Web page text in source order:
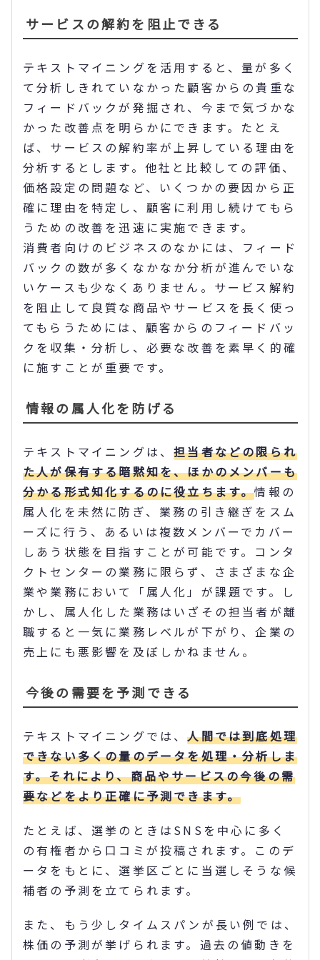
サービスの解約を阻止できる
テキストマイニングを活用すると、量が多く
て分析しきれていなかった顧客からの貴重な
フィードバックが発掘され、今まで気づかな
かった改善点を明らかにできます。たとえ
ば、サービスの解約率が上昇している理由を
分析するとします。他社と比較しての評価、
価格設定の問題など、いくつかの要因から正
確に理由を特定し、顧客に利用し続けてもら
うための改善を迅速に実施できます。
消費者向けのビジネスのなかには、フィード
バックの数が多くなかなか分析が進んでいな
いケースも少なくありません。サービス解約
を阻止して良質な商品やサービスを長く使っ
てもらうためには、顧客からのフィードバッ
クを収集・分析し、必要な改善を素早く的確
に施すことが重要です。
情報の属人化を防げる
テキストマイニングは、担当者などの限られ
た人が保有する暗黙知を、ほかのメンバーも
分かる形式知化するのに役立ちます。情報の
属人化を未然に防ぎ、業務の引き継ぎをスム
ーズに行う、あるいは複数メンバーでカバー
しあう状態を目指すことが可能です。コンタ
クトセンターの業務に限らず、さまざまな企
業や業務において「属人化」が課題です。し
かし、属人化した業務はいざその担当者が離
職すると一気に業務レベルが下がり、企業の
売上にも悪影響を及ぼしかねません。
今後の需要を予測できる
テキストマイニングでは、人間では到底処理
できない多くの量のデータを処理・分析しま
す。それにより、商品やサービスの今後の需
要などをより正確に予測できます。
たとえば、選挙のときはSNSを中心に多く
の有権者から口コミが投稿されます。このデ
ータをもとに、選挙区ごとに当選しそうな候
補者の予測を立てられます。
また、もう少しタイムスパンが長い例では、
株価の予測が挙げられます。過去の値動きを